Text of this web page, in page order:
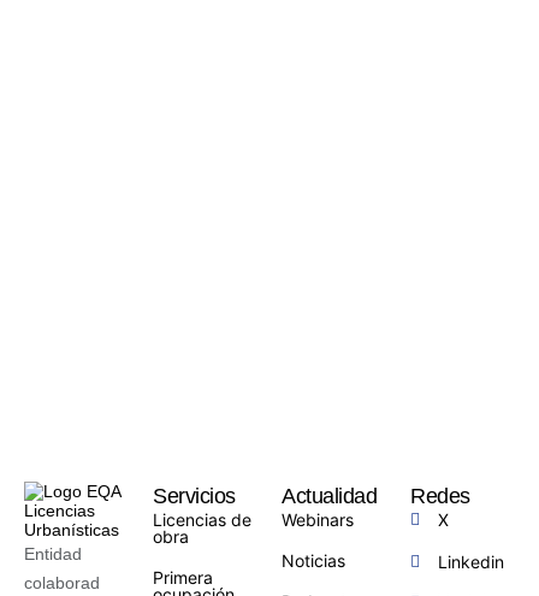
Entidad
colaborad
Servicios
Licencias de
obra
Primera
Actualidad
Webinars
Noticias
Redes
X
Linkedin